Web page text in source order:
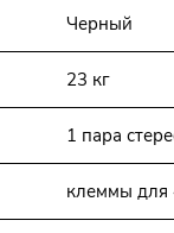
Черный
23 кг
1 пара
клеммы для